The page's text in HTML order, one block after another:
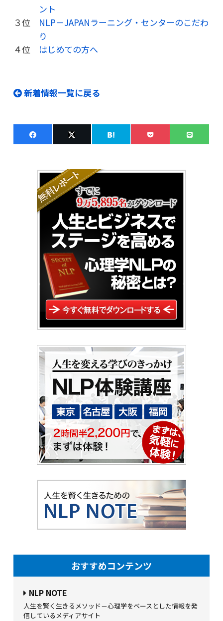
ント
３位 NLP－JAPANラーニング・センターのこだわ
り
４位 はじめての方へ
新着情報一覧に戻る
おすすめコンテンツ
NLP NOTE
人生を賢く生きるメソッド－心理学をベースとした情報を発
信しているメディアサイト